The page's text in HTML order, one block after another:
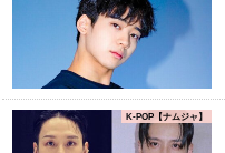
K-POP【ナムジャ】